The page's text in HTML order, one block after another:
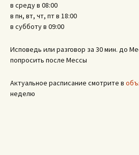
в среду в 08:00
в пн, вт, чт, пт в 18:00
в субботу в 09:00
Исповедь или разговор за 30 мин. до
попросить после Мессы
Актуальное расписание смотрите в
неделю